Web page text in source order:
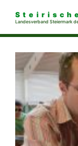
Landesverband Steiermark